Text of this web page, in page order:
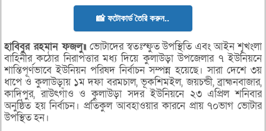
📸 ফটোকার্ড তৈরি করুন..
হাবিবুর রহমান ফজলু॥ভোটাদের স্বতঃস্ফুত উপস্থিতি এবং আইন শৃ্খংলা
বাহিনীর কঠোর নিরাপত্তার মধ্য দিয়ে কুলাউড়া উপজেলার ৭ ইউনিয়নে
শান্তিপূর্ণভাবে ইউনিয়ন পরিষদ নির্বাচন সম্পন্ন হয়েছে। সারা দেশে ৩য়
ধাপে ও কুলাউড়ায় ১ম দফা বরমচাল, ভূকশিমইল, জয়চন্ডী, ব্রাহ্মনবাজার,
কাদিপুর, রাউৎগাঁও ও কুলাউড়া সদর ইউনিয়নে ২৩ এপ্রিল শনিবার
অনুষ্ঠিত হয় নির্বাচন। প্রতিকুল আবহাওয়ার কারনে প্রায় ৭০ভাগ ভোটার
উপস্থিত হন।